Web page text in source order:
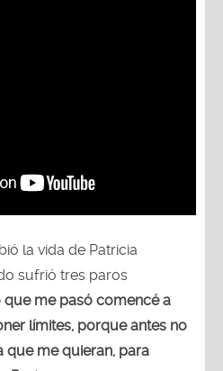
la vida de Patricia
sufrió tres paros
que me pasó comencé a
límites, porque antes no
que me quieran, para